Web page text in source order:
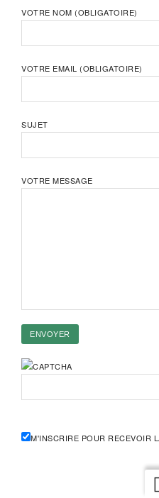
VOTRE NOM (OBLIGATOIRE)
VOTRE EMAIL (OBLIGATOIRE)
SUJET
VOTRE MESSAGE
M'INSCRIRE POUR RECEVOIR